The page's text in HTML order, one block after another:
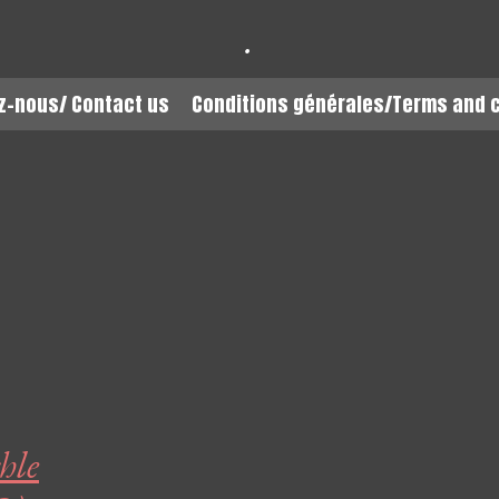
.
nous/ Contact us Conditions générales/Terms and